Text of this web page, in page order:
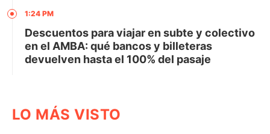
1:24 PM
Descuentos para viajar en subte y colectivo
en el AMBA: qué bancos y billeteras
devuelven hasta el 100% del pasaje
LO MÁS VISTO